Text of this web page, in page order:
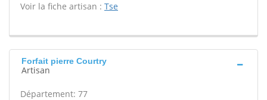
Voir la fiche artisan : Tse
Forfait pierre Courtry
Artisan
Département: 77